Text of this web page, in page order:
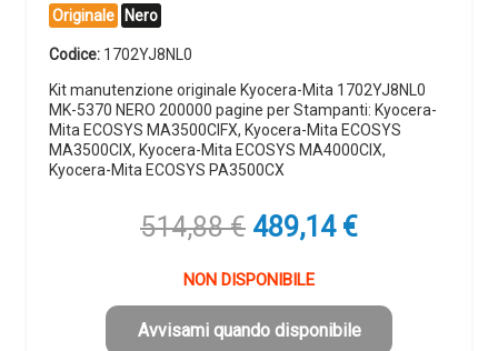
Originale Nero
Codice: 1702YJ8NL0
Kit manutenzione originale Kyocera-Mita 1702YJ8NL0
MK-5370 NERO 200000 pagine per Stampanti: Kyocera-
Mita ECOSYS MA3500CIFX, Kyocera-Mita ECOSYS
MA3500CIX, Kyocera-Mita ECOSYS MA4000CIX,
Kyocera-Mita ECOSYS PA3500CX
514,88€ Il
originale
era:
514,88 €.
489,14 €Il
è:
489,14 €.
NON DISPONIBILE
Avvisami quando disponibile